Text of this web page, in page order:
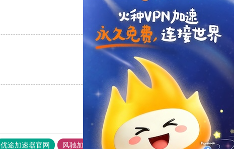
支持 [0] 反对 [0]
支持
优途加速器官网 风驰加速器 旋风加速器